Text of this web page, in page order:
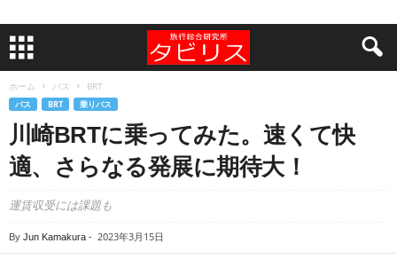
ホーム バス BRT
バス BRT 乗りバス
川崎BRTに乗ってみた。速くて快
適、さらなる発展に期待大！
運賃収受には課題も
By Jun Kamakura - 2023年3月15日